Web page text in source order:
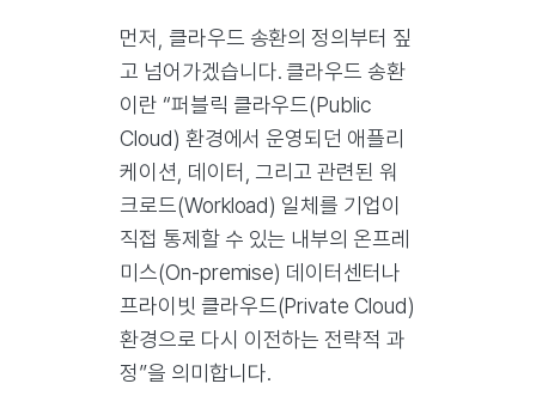
먼저, 클라우드 송환의 정의부터 짚
고 넘어가겠습니다. 클라우드 송환
이란 “퍼블릭 클라우드(Public
Cloud) 환경에서 운영되던 애플리
케이션, 데이터, 그리고 관련된 워
크로드(Workload) 일체를 기업이
직접 통제할 수 있는 내부의 온프레
미스(On-premise) 데이터센터나
프라이빗 클라우드(Private Cloud)
환경으로 다시 이전하는 전략적 과
정”을 의미합니다.